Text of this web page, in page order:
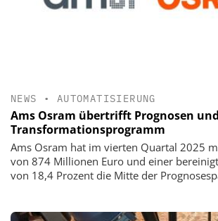
NEWS • AUTOMATISIERUNG
Ams Osram übertrifft Prognosen
Transformationsprogramm
Ams Osram hat im vierten Quartal 2025
von 874 Millionen Euro und einer
von 18,4 Prozent die Mitte der